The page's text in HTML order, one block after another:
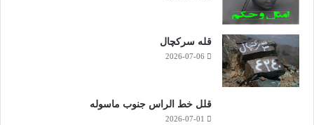
اگر هدفت قله است بدنبال پرواز نباش،کوهنوردی را یاد بگیر…!
به پایان آمد این دفتر و لیکن
قله سرکچال
2026-07-06
قلل خط الراس جنوب ماسوله
2026-07-01